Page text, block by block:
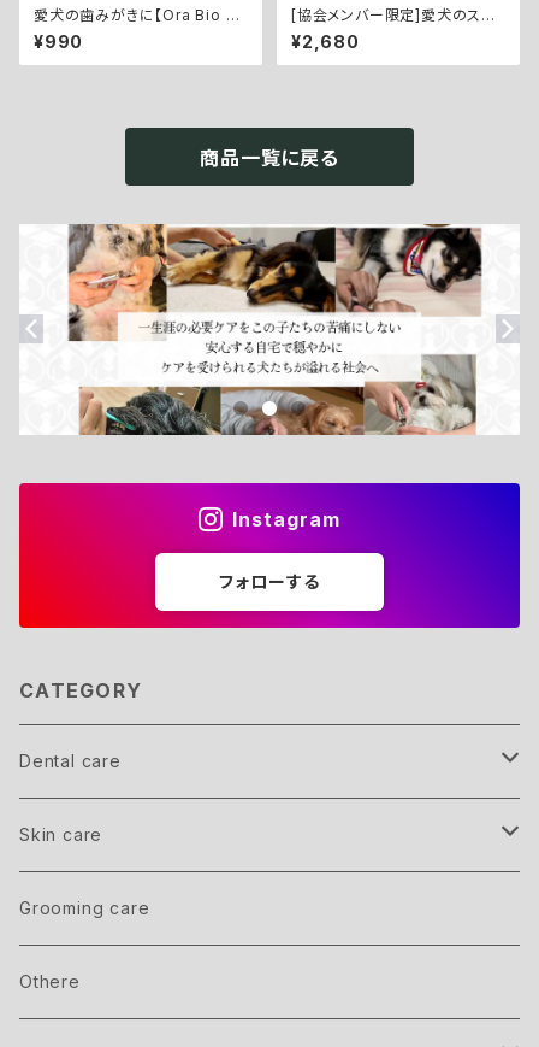
愛犬の歯みがきに【Ora Bio Br
ush MINI／オーラバイオブラシ
ミニ】２本セット
¥990
[協会メンバー限定]愛犬のスキ
ンケアに！タラソテラピー岩塩【E
ath Bath Salt Powder／アー
スバスソルトパウダー：１kg】
¥2,680
商品一覧に戻る
Instagram
フォローする
CATEGORY
Dental care
Member
Skin care
inner care
outer care
Grooming care
Othere